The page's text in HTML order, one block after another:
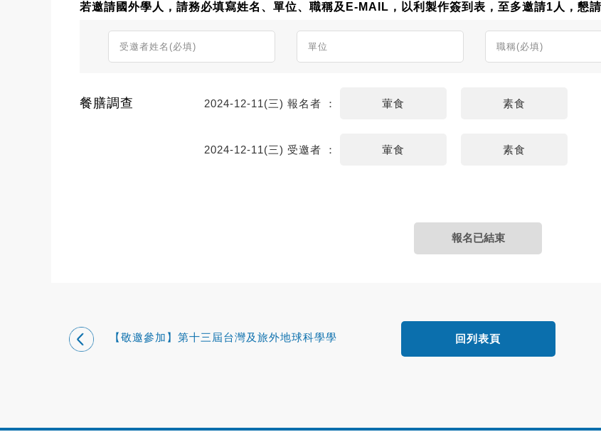
若邀請國外學人，請務必填寫姓名、單位、職稱及E-MAIL，以利製作簽到表，至多邀請1人，懇
餐膳調查 2024-12-11(三) 報名者 ： 葷食 素食
2024-12-11(三) 受邀者 ： 葷食 素食
報名已結束
【敬邀參加】第十三屆台灣及旅外地球科學學
回列表頁